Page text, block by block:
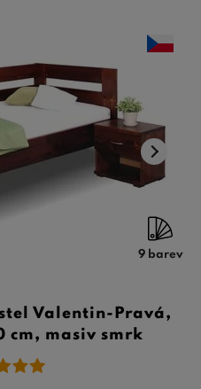
9 barev
Valentin-Pravá,
cm, masiv smrk